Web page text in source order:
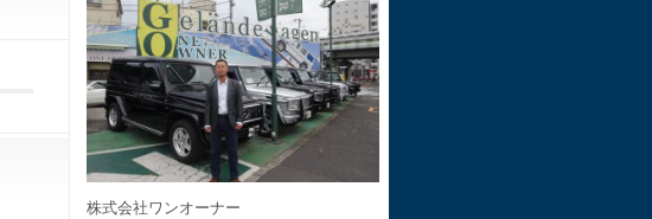
株式会社ワンオーナー